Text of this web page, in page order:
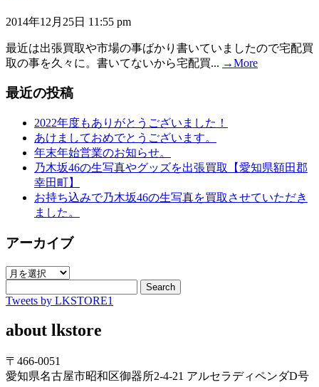
2014年12月25日 11:55 pm
最近は出張買取や市場の事ばかり書いていましたので宅配買
取の事を久々に。書いてないから宅配買... →More
最近の投稿
2022年度もありがとうございました！
あけましておめでとうございます。
年末年始営業のお知らせ。
乃木坂46の生写真やグッズを出張買取【愛知県額田郡
幸田町】
お持ち込みで乃木坂46の生写真を買取させていただき
ました。
アーカイブ
ア
カ
ブ
Search
Tweets by LKSTORE1
about lkstore
〒466-0051
愛知県名古屋市昭和区御器所2-4-21 アルセラディペンダD号